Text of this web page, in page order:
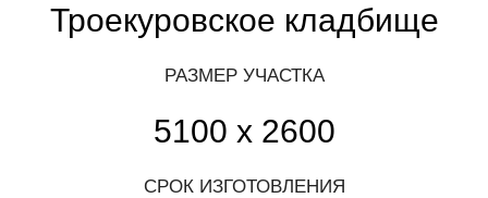
Троекуровское кладбище
РАЗМЕР УЧАСТКА
5100 х 2600
СРОК ИЗГОТОВЛЕНИЯ